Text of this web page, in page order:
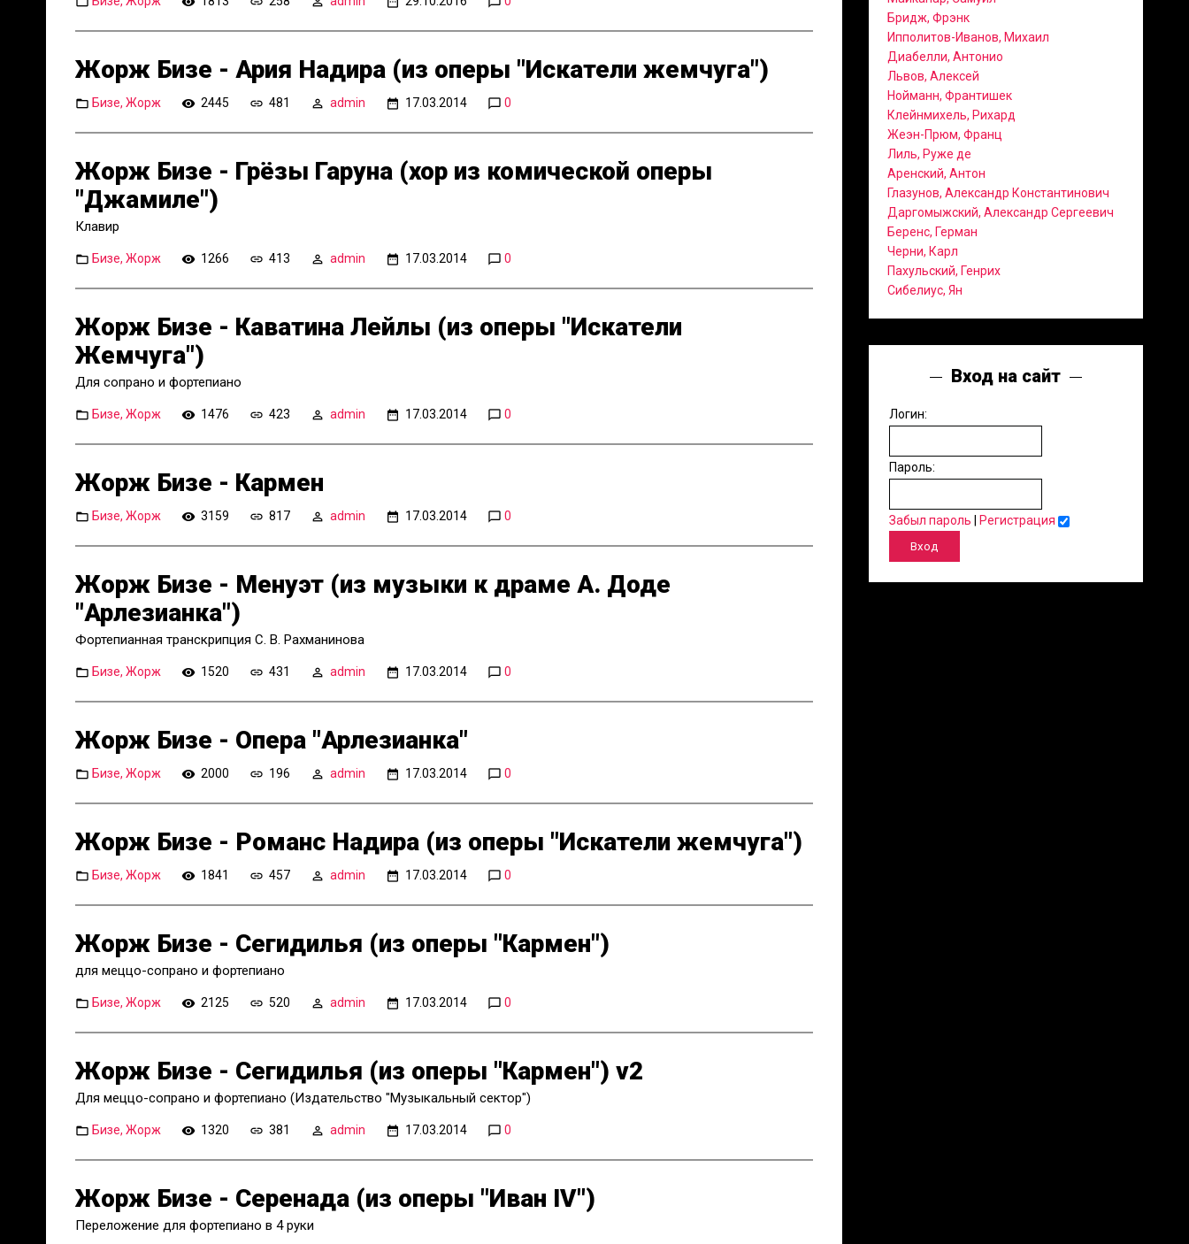
Жорж Бизе - Ария Надира (из оперы "Искатели жемчуга")
Бизе, Жорж 2445 481 admin 17.03.2014 0
Жорж Бизе - Грёзы Гаруна (хор из комической оперы
"Джамиле")
Клавир
Бизе, Жорж 1266 413 admin 17.03.2014 0
Жорж Бизе - Каватина Лейлы (из оперы "Искатели
Жемчуга")
Для сопрано и фортепиано
Бизе, Жорж 1476 423 admin 17.03.2014 0
Жорж Бизе - Кармен
Бизе, Жорж 3159 817 admin 17.03.2014 0
Жорж Бизе - Менуэт (из музыки к драме А. Доде
"Арлезианка")
Фортепианная транскрипция С. В. Рахманинова
Бизе, Жорж 1520 431 admin 17.03.2014 0
Жорж Бизе - Опера "Арлезианка"
Бизе, Жорж 2000 196 admin 17.03.2014 0
Жорж Бизе - Романс Надира (из оперы "Искатели жемчуга")
Бизе, Жорж 1841 457 admin 17.03.2014 0
Жорж Бизе - Сегидилья (из оперы "Кармен")
для меццо-сопрано и фортепиано
Бизе, Жорж 2125 520 admin 17.03.2014 0
Жорж Бизе - Сегидилья (из оперы "Кармен") v2
Для меццо-сопрано и фортепиано (Издательство "Музыкальный сектор")
Бизе, Жорж 1320 381 admin 17.03.2014 0
Жорж Бизе - Серенада (из оперы "Иван IV")
Переложение для фортепиано в 4 руки
Бридж, Фрэнк
Ипполитов-Иванов, Михаил
Диабелли, Антонио
Львов, Алексей
Нойманн, Франтишек
Клейнмихель, Рихард
Жеэн-Прюм, Франц
Лиль, Руже де
Аренский, Антон
Глазунов, Александр Константинович
Даргомыжский, Александр Сергеевич
Беренс, Герман
Черни, Карл
Пахульский, Генрих
Сибелиус, Ян
Вход на сайт
Логин:
Пароль:
Забыл пароль Регистрация